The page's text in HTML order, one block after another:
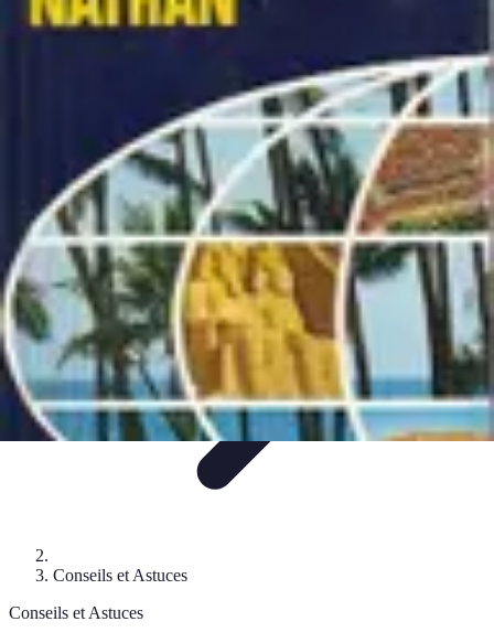
Atlas Géographique
Tendances
Perception et Utilisation
Atlas Géographique
Conseils et Astuces
Conseils et Astuces